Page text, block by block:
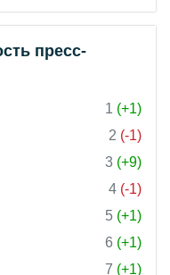
пресс-
1 (+1)
2 (-1)
3 (+9)
4 (-1)
5 (+1)
6 (+1)
7 (+1)